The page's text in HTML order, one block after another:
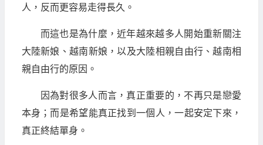
人，反而更容易走得長久。
而這也是為什麼，近年越來越多人開始重新關注
大陸新娘、越南新娘，以及大陸相親自由行、越南相
親自由行的原因。
因為對很多人而言，真正重要的，不再只是戀愛
本身；而是希望能真正找到一個人，一起安定下來，
真正終結單身。